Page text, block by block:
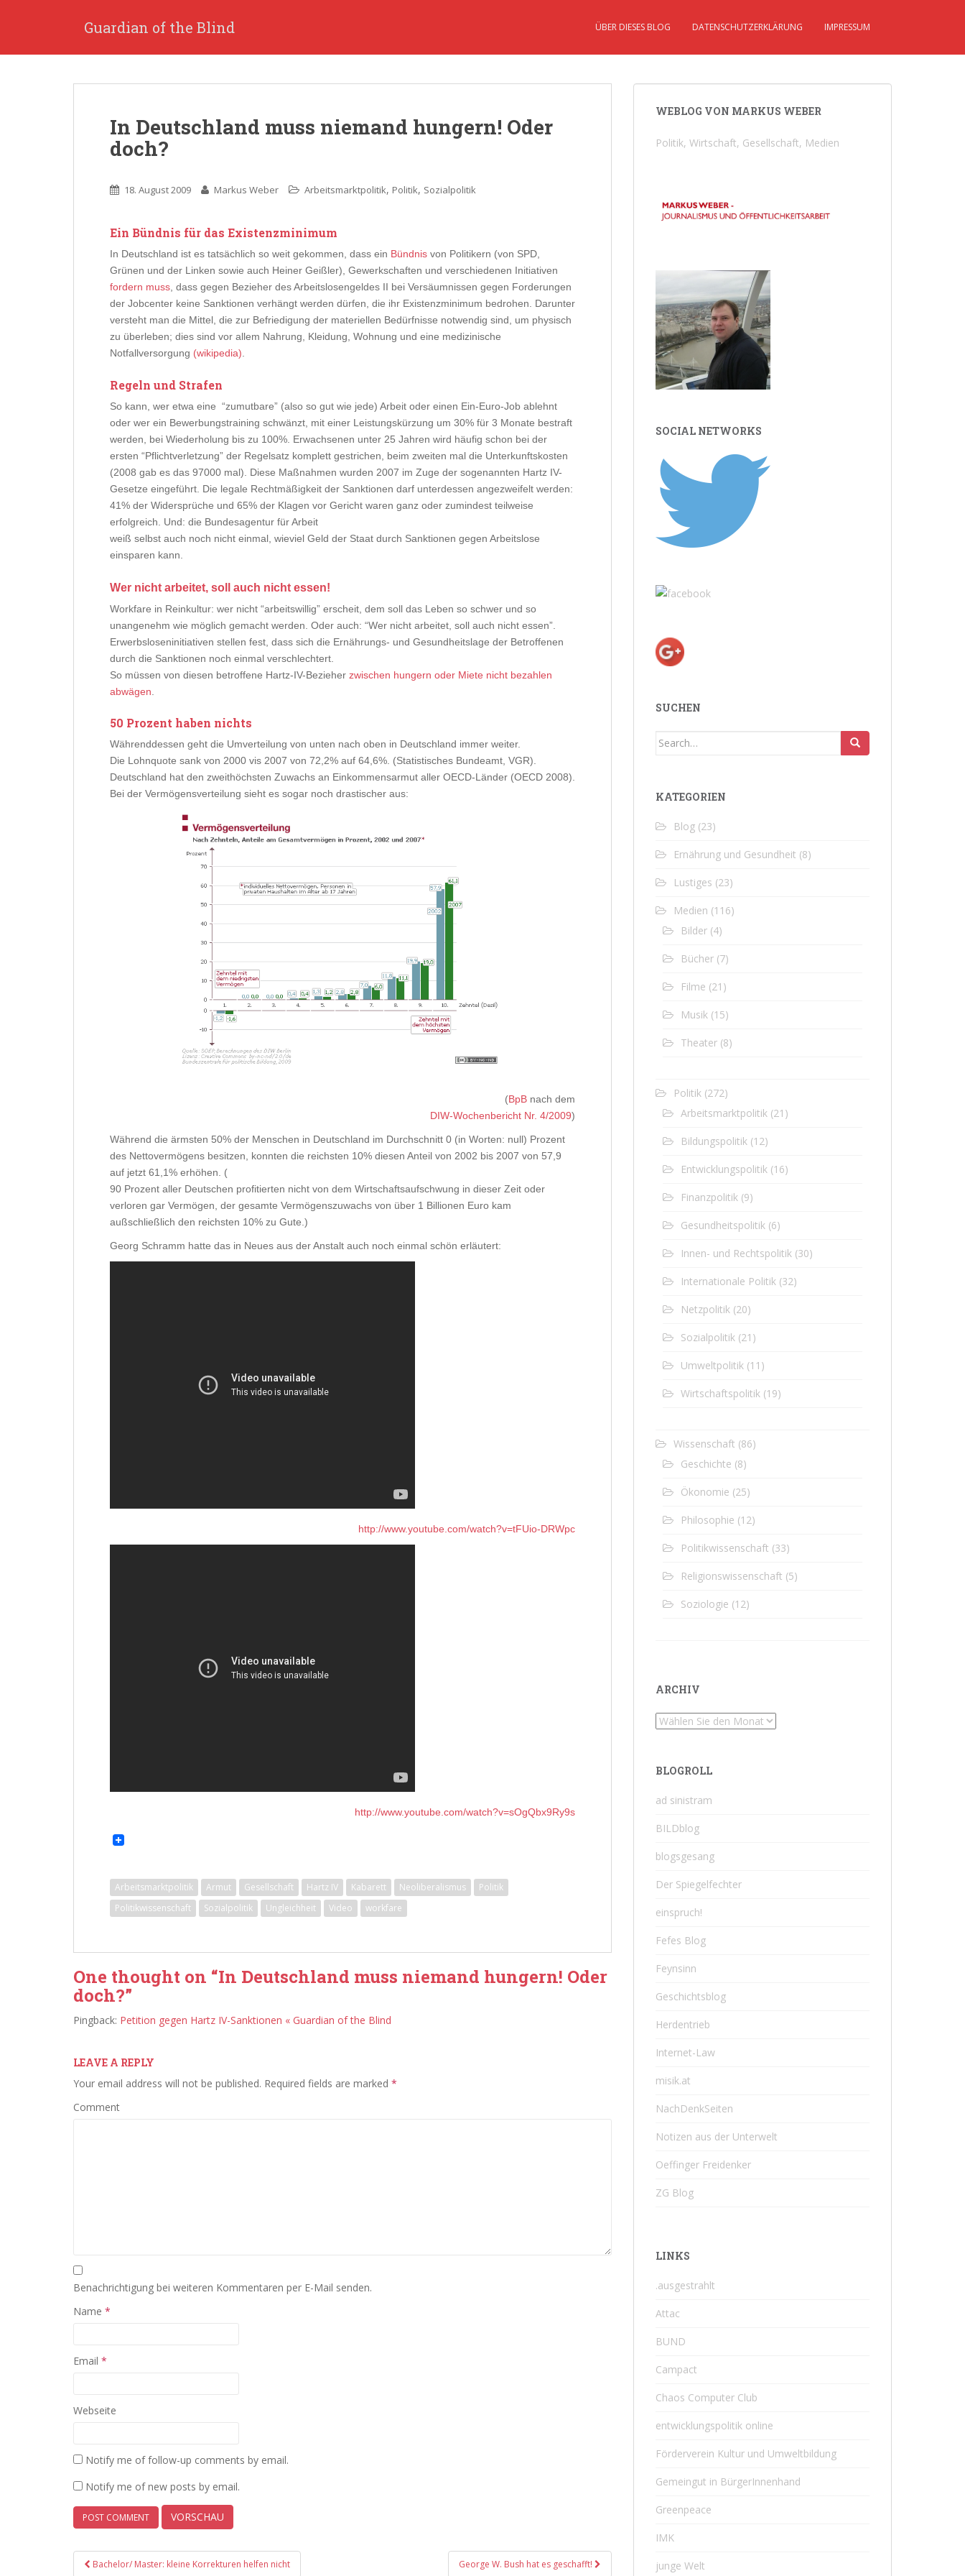
p
Guardian of the Blind ÜBER DIESES BLOG DATENSCHUTZERKLÄRUNG IMPRESSUM
In Deutschland muss niemand hungern! Oder
doch?
18. August 2009 Markus Weber Arbeitsmarktpolitik, Politik, Sozialpolitik
Ein Bündnis für das Existenzminimum
In Deutschland ist es tatsächlich so weit gekommen, dass ein Bündnis von Politikern (von SPD,
Grünen und der Linken sowie auch Heiner Geißler), Gewerkschaften und verschiedenen Initiativen
fordern muss , dass gegen Bezieher des Arbeitslosengeldes II bei Versäumnissen gegen Forderungen
der Jobcenter keine Sanktionen verhängt werden dürfen, die ihr Existenzminimum bedrohen. Darunter
versteht man die Mittel, die zur Befriedigung der materiellen Bedürfnisse notwendig sind, um physisch
zu überleben; dies sind vor allem Nahrung, Kleidung, Wohnung und eine medizinische
Notfallversorgung (wikipedia)
Regeln und Strafen
So kann, wer etwa eine “zumutbare” (also so gut wie jede) Arbeit oder einen Ein-Euro-Job ablehnt
oder wer ein Bewerbungstraining schwänzt, mit einer Leistungskürzung um 30% für 3 Monate bestraft
werden, bei Wiederholung bis zu 100%. Erwachsenen unter 25 Jahren wird häufig schon bei der
ersten “Pflichtverletzung” der Regelsatz komplett gestrichen, beim zweiten mal die Unterkunftskosten
(2008 gab es das 97000 mal). Diese Maßnahmen wurden 2007 im Zuge der sogenannten Hartz IV-
Gesetze eingeführt. Die legale Rechtmäßigkeit der Sanktionen darf unterdessen angezweifelt werden:
41% der Widersprüche und 65% der Klagen vor Gericht waren ganz oder zumindest teilweise
erfolgreich. Und: die Bundesagentur für Arbeit
weiß selbst auch noch nicht einmal, wieviel Geld der Staat durch Sanktionen gegen Arbeitslose
einsparen kann.
Wer nicht arbeitet, soll auch nicht essen!
Workfare in Reinkultur: wer nicht “arbeitswillig” erscheit, dem soll das Leben so schwer und so
unangenehm wie möglich gemacht werden. Oder auch: “Wer nicht arbeitet, soll auch nicht essen”.
Erwerbsloseninitiativen stellen fest, dass sich die Ernährungs- und Gesundheitslage der Betroffenen
durch die Sanktionen noch einmal verschlechtert.
So müssen von diesen betroffene Hartz-IV-Bezieher zwischen hungern oder Miete nicht bezahlen
abwägen
50 Prozent haben nichts
Währenddessen geht die Umverteilung von unten nach oben in Deutschland immer weiter.
Die Lohnquote sank von 2000 vis 2007 von 72,2% auf 64,6%. (Statistisches Bundeamt, VGR).
Deutschland hat den zweithöchsten Zuwachs an Einkommensarmut aller OECD-Länder (OECD 2008).
Bei der Vermögensverteilung sieht es sogar noch drastischer aus:
(BpB nach dem
DIW-Wochenbericht Nr. 4/2009)
Während die ärmsten 50% der Menschen in Deutschland im Durchschnitt 0 (in Worten: null) Prozent
des Nettovermögens besitzen, konnten die reichsten 10% diesen Anteil von 2002 bis 2007 von 57,9
auf jetzt 61,1% erhöhen. (
90 Prozent aller Deutschen profitierten nicht von dem Wirtschaftsaufschwung in dieser Zeit oder
verloren gar Vermögen, der gesamte Vermögenszuwachs von über 1 Billionen Euro kam
außschließlich den reichsten 10% zu Gute.)
Georg Schramm hatte das in Neues aus der Anstalt auch noch einmal schön erläutert:
http://www.youtube.com/watch?v=tFUio-DRWpc
http://www.youtube.com/watch?v=sOgQbx9Ry9s
Arbeitsmarktpolitik Armut Gesellschaft Hartz IV Kabarett Neoliberalismus
Politik
Politikwissenschaft
Sozialpolitik Ungleichheit Video workfare
One thought on “In Deutschland muss niemand hungern! Oder
doch?”
Pingback: Petition gegen Hartz IV-Sanktionen « Guardian of the Blind
LEAVE A REPLY
Your email address will not be published. Required fields are marked *
Comment
Benachrichtigung bei weiteren Kommentaren per E-Mail senden.
Name *
Email *
Webseite
Notify me of follow-up comments by email.
Notify me of new posts by email.
PostBachelor/ Master: kleine Korrekturen helfen nicht George W. Bush hat es geschafft!
WEBLOG VON MARKUS WEBER
Politik, Wirtschaft, Gesellschaft, Medien
SOCIAL NETWORKS
SUCHEN
Search
KATEGORIEN
Blog (23)
Ernährung und Gesundheit (8)
Lustiges (23)
Medien (116)
Bilder (4)
Bücher (7)
Filme (21)
Musik (15)
Theater (8)
Politik (272)
Arbeitsmarktpolitik (21)
Bildungspolitik (12)
Entwicklungspolitik (16)
Finanzpolitik (9)
Gesundheitspolitik (6)
Innen- und Rechtspolitik (30)
Internationale Politik (32)
Netzpolitik (20)
Sozialpolitik (21)
Umweltpolitik (11)
Wirtschaftspolitik (19)
Wissenschaft (86)
Geschichte (8)
Ökonomie (25)
Philosophie (12)
Politikwissenschaft (33)
Religionswissenschaft (5)
Soziologie (12)
ARCHIV
Archiv
BLOGROLL
ad sinistram
BILDblog
blogsgesang
Der Spiegelfechter
einspruch!
Fefes Blog
Feynsinn
Geschichtsblog
Herdentrieb
Internet-Law
misik.at
NachDenkSeiten
Notizen aus der Unterwelt
Oeffinger Freidenker
ZG Blog
LINKS
.ausgestrahlt
Attac
BUND
Campact
Chaos Computer Club
entwicklungspolitik online
Förderverein Kultur und Umweltbildung
Gemeingut in BürgerInnenhand
Greenpeace
IMK
junge Welt